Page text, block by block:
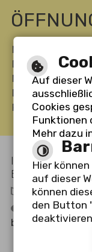
Montag
Dienstag
Mittwoch
Donnerstag
Freitag
Inhalt-
Barrierefreiheit
Leichte
by cm city media
Auf dieser
Cookies
Funktionen
Mehr dazu
Hier
auf dieser
können
den Button